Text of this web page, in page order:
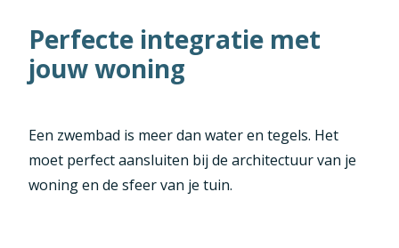
Perfecte integratie met
jouw woning
Een zwembad is meer dan water en tegels. Het
moet perfect aansluiten bij de architectuur van je
woning en de sfeer van je tuin.